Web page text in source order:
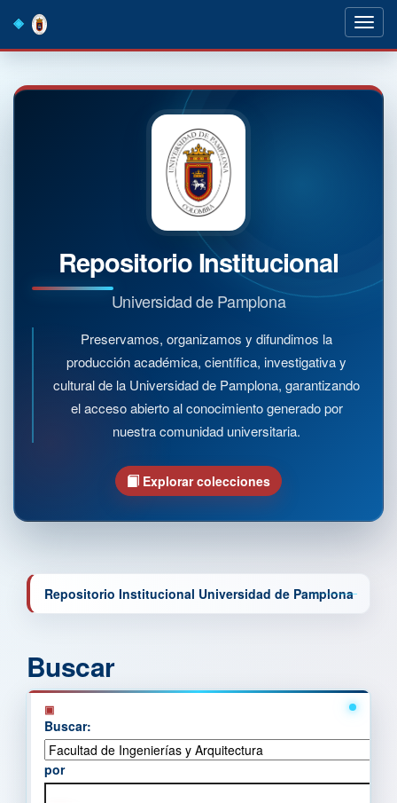
navigation
Repositorio Institucional
Universidad de Pamplona
Preservamos, organizamos y difundimos la
producción académica, científica, investigativa y
cultural de la Universidad de Pamplona, garantizando
el acceso abierto al conocimiento generado por
nuestra comunidad universitaria.
Explorar colecciones
Repositorio Institucional Universidad de Pamplona
Buscar
Buscar:
por